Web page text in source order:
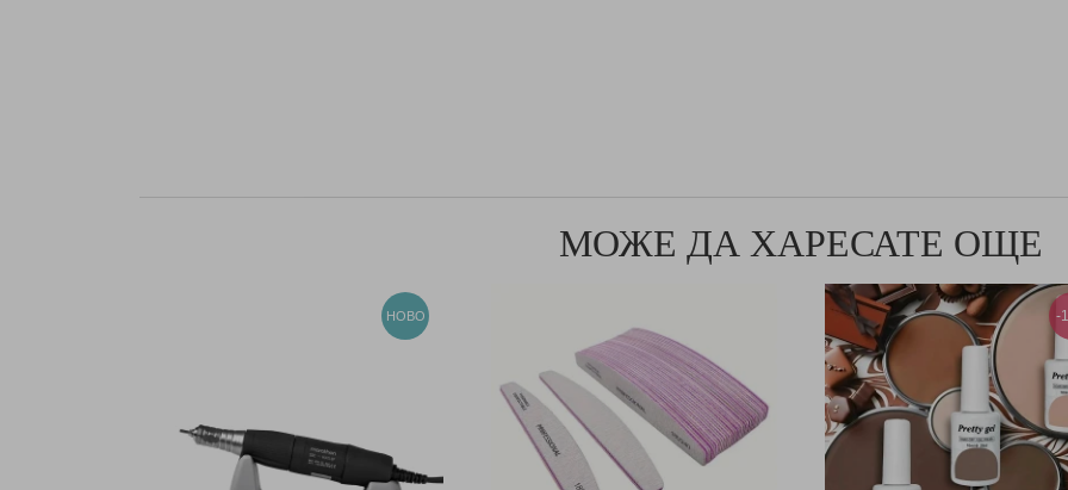
МОЖЕ ДА ХАРЕСАТЕ ОЩЕ
НОВО -